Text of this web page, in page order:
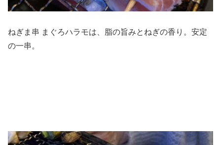
ねぎま串 まぐろハラモは、脂の旨みとねぎの香り。安定
の一串。